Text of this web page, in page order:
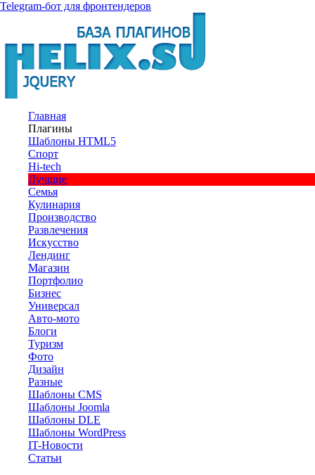
Telegram-бот для фронтендеров
Главная
Плагины
Шаблоны HTML5
Спорт
Hi-tech
Лучшие
Семья
Кулинария
Производство
Развлечения
Искусство
Лендинг
Магазин
Портфолио
Бизнес
Универсал
Авто-мото
Блоги
Туризм
Фото
Дизайн
Разные
Шаблоны CMS
Шаблоны Joomla
Шаблоны DLE
Шаблоны WordPress
IT-Новости
Статьи